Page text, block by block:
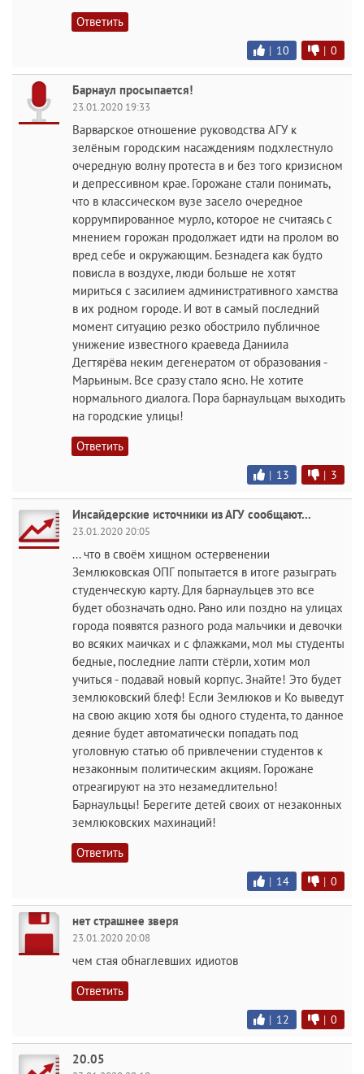
Ответить
| 10 | 0
Барнаул просыпается!
23.01.2020 19:33
Варварское отношение руководства АГУ к
зелёным городским насаждениям подхлестнуло
очередную волну протеста в и без того кризисном
и депрессивном крае. Горожане стали понимать,
что в классическом вузе засело очередное
коррумпированное мурло, которое не считаясь с
мнением горожан продолжает идти на пролом во
вред себе и окружающим. Безнадега как будто
повисла в воздухе, люди больше не хотят
мириться с засилием административного хамства
в их родном городе. И вот в самый последний
момент ситуацию резко обострило публичное
унижение известного краеведа Даниила
Дегтярёва неким дегенератом от образования -
Марьиным. Все сразу стало ясно. Не хотите
нормального диалога. Пора барнаульцам выходить
на городские улицы!
Ответить
| 13 | 3
Инсайдерские источники из АГУ сообщают...
23.01.2020 20:05
... что в своём хищном остервенении
Землюковская ОПГ попытается в итоге разыграть
студенческую карту. Для барнаульцев это все
будет обозначать одно. Рано или поздно на улицах
города появятся разного рода мальчики и девочки
во всяких маичках и с флажками, мол мы студенты
бедные, последние лапти стёрли, хотим мол
учиться - подавай новый корпус. Знайте! Это будет
землюковский блеф! Если Землюков и Ко выведут
на свою акцию хотя бы одного студента, то данное
деяние будет автоматически попадать под
уголовную статью об привлечении студентов к
незаконным политическим акциям. Горожане
отреагируют на это незамедлительно!
Барнаульцы! Берегите детей своих от незаконных
землюковских махинаций!
Ответить
| 14 | 0
нет страшнее зверя
23.01.2020 20:08
чем стая обнаглевших идиотов
Ответить
| 12 | 0
20.05